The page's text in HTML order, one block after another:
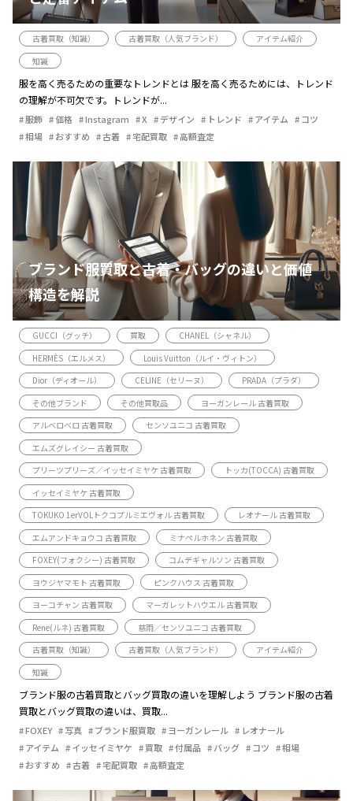
古着買取（知識） 古着買取（人気ブランド）
アイテム紹介
知識
服を高く売るための重要なトレンドとは 服を高く売るためには、トレンド
の理解が不可欠です。トレンドが...
服飾 価格 Instagram X デザイン トレンド アイテム
コツ
相場
おすすめ 古着 宅配買取 高額査定
ブランド服買取と古着・バッグの違いと価値
構造を解説
GUCCI（グッチ） 買取
CHANEL（シャネル）
HERMÈS（エルメス）
Louis Vuitton（ルイ・ヴィトン）
Dior（ディオール）
CELINE（セリーヌ）
PRADA（プラダ）
その他ブランド
その他買取品
ヨーガンレール 古着買取
アルベロベロ 古着買取
センソユニコ 古着買取
エムズグレイシー 古着買取
プリーツプリーズ／イッセイミヤケ 古着買取
トッカ(TOCCA) 古着買取
イッセイミヤケ 古着買取
TOKUKO 1erVOLトクコプルミエヴォル 古着買取
レオナール 古着買取
エムアンドキョウコ 古着買取
ミナペルホネン 古着買取
FOXEY(フォクシー) 古着買取
コムデギャルソン 古着買取
ヨウジヤマモト 古着買取
ピンクハウス 古着買取
ヨーコチャン 古着買取
マーガレットハウエル 古着買取
Rene(ルネ) 古着買取
慈雨／センソユニコ 古着買取
古着買取（知識）
古着買取（人気ブランド）
アイテム紹介
知識
ブランド服の古着買取とバッグ買取の違いを理解しよう ブランド服の古着
買取とバッグ買取の違いは、買取...
FOXEY 写真 ブランド服買取 ヨーガンレール
レオナール
アイテム
イッセイミヤケ 買取 付属品 バッグ コツ
相場
おすすめ
古着 宅配買取 高額査定